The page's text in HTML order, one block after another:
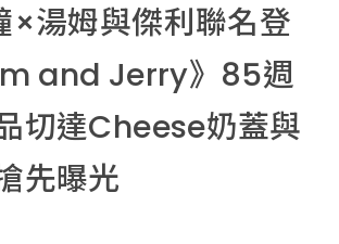
×湯姆與傑利聯名登
and Jerry》85週
切達Cheese奶蓋與
先曝光